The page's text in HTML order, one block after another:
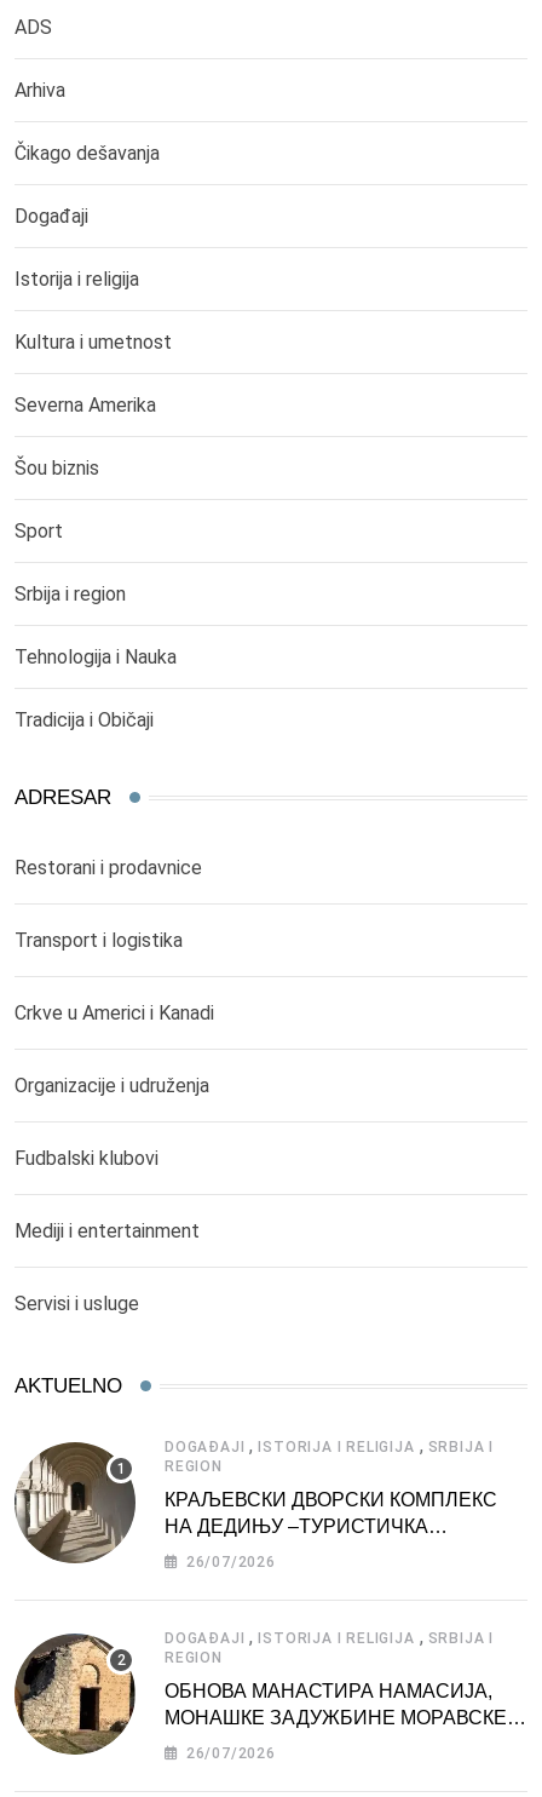
ADS
Arhiva
Čikago dešavanja
Događaji
Istorija i religija
Kultura i umetnost
Severna Amerika
Šou biznis
Sport
Srbija i region
Tehnologija i Nauka
Tradicija i Običaji
ADRESAR
Restorani i prodavnice
Transport i logistika
Crkve u Americi i Kanadi
Organizacije i udruženja
Fudbalski klubovi
Mediji i entertainment
Servisi i usluge
AKTUELNO
DOGAĐAJI , ISTORIJA I RELIGIJA , SRBIJA I
REGION
КРАЉЕВСКИ ДВОРСКИ КОМПЛЕКС
НА ДЕДИЊУ –ТУРИСТИЧКА
АТРАКЦИЈА
26/07/2026
DOGAĐAJI , ISTORIJA I RELIGIJA , SRBIJA I
REGION
ОБНОВА МАНАСТИРА НАМАСИЈА,
МОНАШКЕ ЗАДУЖБИНЕ МОРАВСКЕ
СРБИЈЕ
26/07/2026